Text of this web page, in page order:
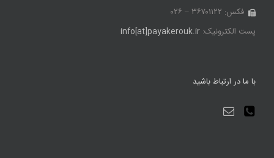
فکس: ۳۶۷۰۱۱۲۲ – ۰۲۶
پست الکترونیک: info[at]payakerouk.ir
با ما در ارتباط باشید